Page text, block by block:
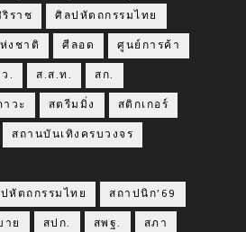
ราช ศิลปหัตถกรรมไทย
งชาติ ศีลอด ศูนย์การค้า
. ส.ส.ท. สก.
วะ สตรีมมิ่ง สติกเกอร์
สถานบันเทิงครบวงจร
หัตถกรรมไทย สถาปนิก’69
าย สปก. สพฐ. สภา